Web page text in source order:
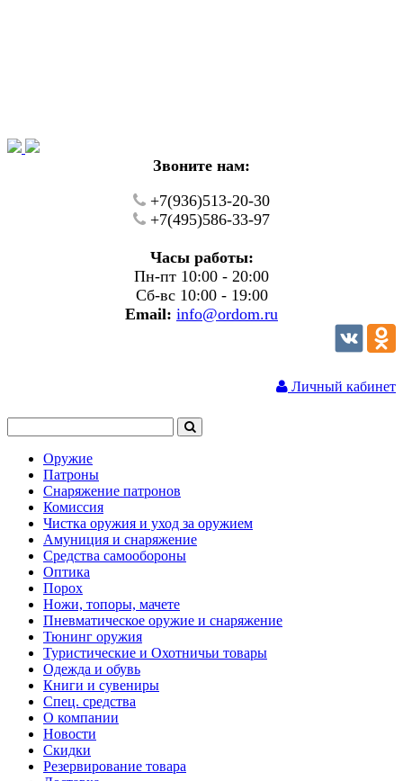
Звоните нам:
+7(936)513-20-30
+7(495)586-33-97
Часы работы:
Пн-пт 10:00 - 20:00
Сб-вс 10:00 - 19:00
Email: info@ordom.ru
Личный кабинет
Оружие
Патроны
Снаряжение патронов
Комиссия
Чистка оружия и уход за оружием
Амуниция и снаряжение
Средства самообороны
Оптика
Порох
Ножи, топоры, мачете
Пневматическое оружие и снаряжение
Тюнинг оружия
Туристические и Охотничьи товары
Одежда и обувь
Книги и сувениры
Спец. средства
О компании
Новости
Скидки
Резервирование товара